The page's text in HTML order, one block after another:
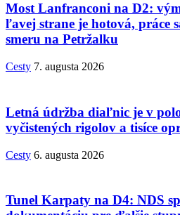
Most Lanfranconi na D2:
ľavej strane je hotová, práce
smeru na Petržalku
Cesty 7. augusta 2026
Letná údržba diaľnic je v
vyčistených rigolov a tisíce
Cesty 6. augusta 2026
Tunel Karpaty na D4: NDS